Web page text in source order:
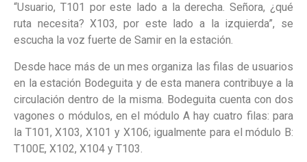
“Usuario, T101 por este lado a la derecha. Señora, ¿qué
ruta necesita? X103, por este lado a la izquierda”, se
escucha la voz fuerte de Samir en la estación.
Desde hace más de un mes organiza las filas de usuarios
en la estación Bodeguita y de esta manera contribuye a la
circulación dentro de la misma. Bodeguita cuenta con dos
vagones o módulos, en el módulo A hay cuatro filas: para
la T101, X103, X101 y X106; igualmente para el módulo B:
T100E, X102, X104 y T103.